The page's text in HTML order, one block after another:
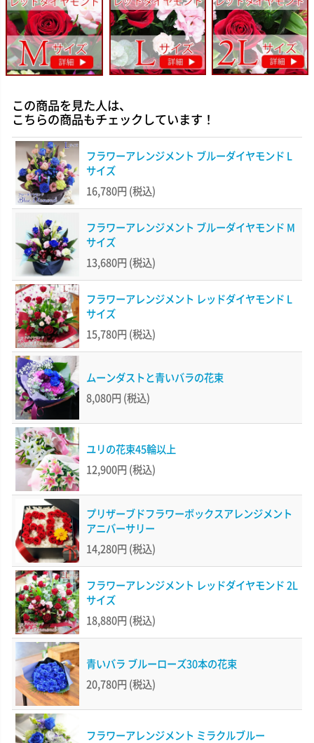
この商品を見た人は、
こちらの商品もチェックしています！
フラワーアレンジメント ブルーダイヤモンド L
サイズ
16,780円 (税込)
フラワーアレンジメント ブルーダイヤモンド M
サイズ
13,680円 (税込)
フラワーアレンジメント レッドダイヤモンド L
サイズ
15,780円 (税込)
ムーンダストと青いバラの花束
8,080円 (税込)
ユリの花束45輪以上
12,900円 (税込)
プリザーブドフラワーボックスアレンジメント
アニバーサリー
14,280円 (税込)
フラワーアレンジメント レッドダイヤモンド 2L
サイズ
18,880円 (税込)
青いバラ ブルーローズ30本の花束
20,780円 (税込)
フラワーアレンジメント ミラクルブルー